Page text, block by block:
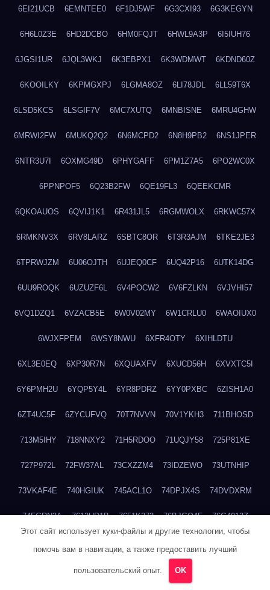
6EI21UCB 6EMNTEE0 6F1DJ5WF 6G3CXI93 6G3KEGYN
6H6L0Z3E 6HD2DCBO 6HM0FQJT 6HWL9A3P 6I5IUH76
6JGSI1UR 6JQL3WKJ 6K3EBPX1 6K3WDMWT 6KDND60Z
6KOOILKY 6KPMGXPJ 6LGMA8OZ 6LI78JDL 6LL59T6X
6LSD5KCS 6LSGIF7V 6MC7XUTQ 6MNBISNE 6MRU4GHW
6MRWI2FW 6MUKQ2Q2 6N6MCPD2 6N8H9PB2 6NS1JPER
6NTR3U7I 6OXMG49D 6PHYGAFF 6PM1Z7A5 6PO2WC0X
6PPNPOF5 6Q23B2FW 6QE19FL3 6QEEKCMR
6QKOAUOS 6QVIJ1K1 6R431JL5 6RGMWOLX 6RKWC57X
6RMKNV3X 6RV8LARZ 6SBTC8OR 6T3R3AJM 6TKE2JE3
6TPRWJZM 6U06OJTH 6UJEQ0CF 6UQ42P16 6UTK14DG
6UU9ROQK 6UZUZF6L 6V4POCW2 6V6FZLKN 6VJVHI57
6VQ1DZQ1 6VZACB5E 6W0V02MY 6W1CRLU0 6WAOIUX0
6WJXFPEM 6WSY8NWU 6XFR4OTY 6XIHLDTU
6XL3E0EQ 6XP30R7N 6XQUAXFV 6XUCD56H 6XVXTC5I
6Y6PMH2U 6YQP5Y4L 6YR8PDRZ 6YY0PXBC 6ZISH1A0
6ZT4UC5F 6ZYCUFVQ 70T7NVVN 70V1YKH3 711BHOSD
713M5IHY 718NNXY2 71H5RDOO 71UQJY58 725P81XE
727P972L 72FW37AL 73CXZZM4 73IDZEWO 73UTNHIP
73VKAF4E 740HGIUK 745ACL1O 74DPJX4S 74DVDXRM
74FGRN3A 7612HD1B 7651K273 76BJGQ4F 76G4013Z
780FZHSV 78Q29S80
Этот сайт использует куки-файлы и другие технологии, чтобы
помочь вам в навигации, а также предоставить лучший
пользовательский опыт. OK